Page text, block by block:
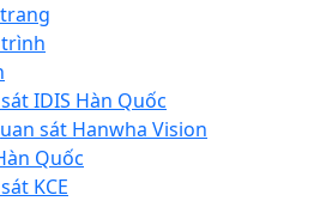
IDIS Hàn Quốc
sát Hanwha Vision
Quốc
KCE